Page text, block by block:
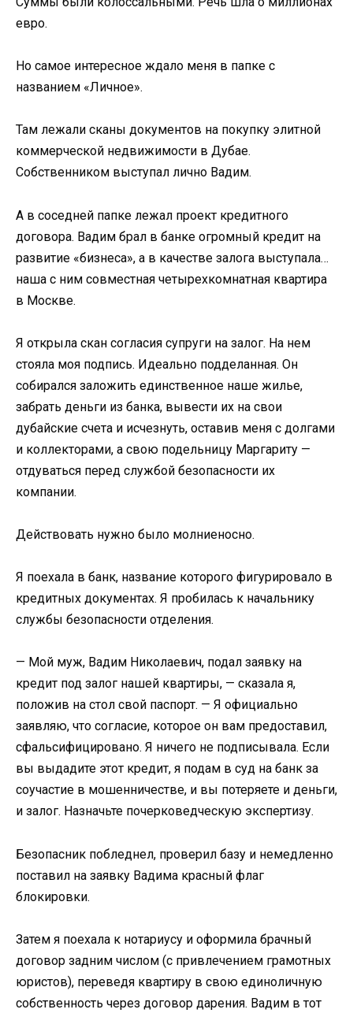
евро.
Но самое интересное ждало меня в папке с
названием «Личное».
Там лежали сканы документов на покупку элитной
коммерческой недвижимости в Дубае.
Собственником выступал лично Вадим.
А в соседней папке лежал проект кредитного
договора. Вадим брал в банке огромный кредит на
развитие «бизнеса», а в качестве залога выступала…
наша с ним совместная четырехкомнатная квартира
в Москве.
Я открыла скан согласия супруги на залог. На нем
стояла моя подпись. Идеально подделанная. Он
собирался заложить единственное наше жилье,
забрать деньги из банка, вывести их на свои
дубайские счета и исчезнуть, оставив меня с долгами
и коллекторами, а свою подельницу Маргариту —
отдуваться перед службой безопасности их
компании.
Действовать нужно было молниеносно.
Я поехала в банк, название которого фигурировало в
кредитных документах. Я пробилась к начальнику
службы безопасности отделения.
— Мой муж, Вадим Николаевич, подал заявку на
кредит под залог нашей квартиры, — сказала я,
положив на стол свой паспорт. — Я официально
заявляю, что согласие, которое он вам предоставил,
сфальсифицировано. Я ничего не подписывала. Если
вы выдадите этот кредит, я подам в суд на банк за
соучастие в мошенничестве, и вы потеряете и деньги,
и залог. Назначьте почерковедческую экспертизу.
Безопасник побледнел, проверил базу и немедленно
поставил на заявку Вадима красный флаг
блокировки.
Затем я поехала к нотариусу и оформила брачный
договор задним числом (с привлечением грамотных
юристов), переведя квартиру в свою единоличную
собственность через договор дарения. Вадим в тот